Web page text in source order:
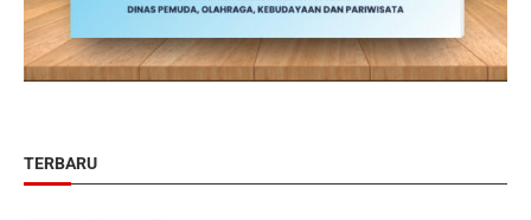
TERBARU